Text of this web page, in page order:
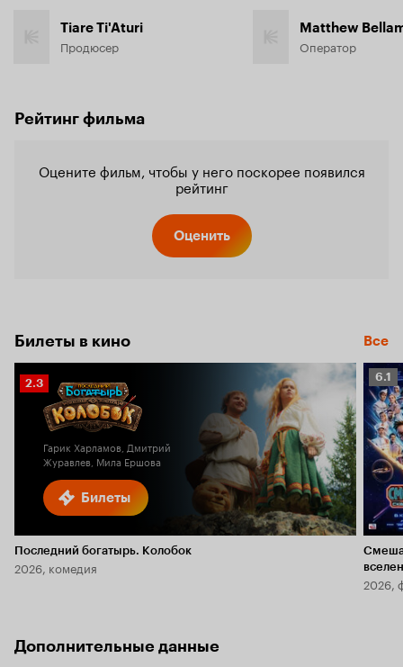
Tiare Ti'Aturi
Продюсер
Matthew
Оператор
Рейтинг фильма
Оцените фильм, чтобы у него поскорее появился
рейтинг
Оценить
Билеты в кино Все
Билеты
Рейтинг
Кинопоиска
2.3
Гарик Харламов, Дмитрий
Журавлев, Мила Ершова
Последний богатырь. Колобок
2026, комедия
6.1
6.1
2026,
Дополнительные данные